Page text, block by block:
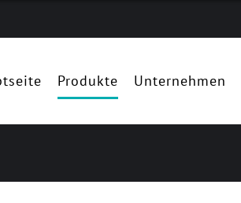
Produkte Unternehmen